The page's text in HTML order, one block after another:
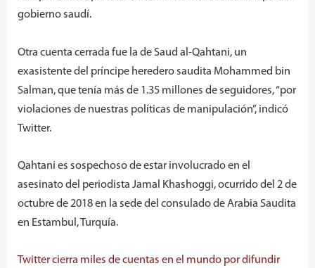
gobierno saudí.
Otra cuenta cerrada fue la de Saud al-Qahtani, un
exasistente del príncipe heredero saudita Mohammed bin
Salman, que tenía más de 1.35 millones de seguidores, “por
violaciones de nuestras políticas de manipulación”, indicó
Twitter.
Qahtani es sospechoso de estar involucrado en el
asesinato del periodista Jamal Khashoggi, ocurrido del 2 de
octubre de 2018 en la sede del consulado de Arabia Saudita
en Estambul, Turquía.
Twitter cierra miles de cuentas en el mundo por difundir